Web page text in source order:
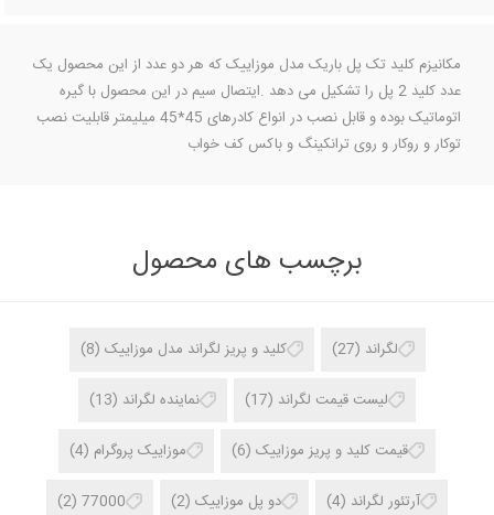
مکانیزم کلید تک پل باریک مدل موزاییک که هر دو عدد از این محصول یک
عدد کلید 2 پل را تشکیل می دهد .ایتصال سیم در این محصول با گیره
اتوماتیک بوده و قابل نصب در انواع کادرهای 45*45 میلیمتر قابلیت نصب
توکار و روکار و روی ترانکینگ و باکس کف خواب
برچسب های محصول
لگراند (27) کلید و پریز لگراند مدل موزاییک (8)
لیست قیمت لگراند (17) نماینده لگراند (13)
قیمت کلید و پریز موزاییک (6) موزاییک پروگرام (4)
آرتئور لگراند (4) دو پل موزاییک (2)
77000
(2)